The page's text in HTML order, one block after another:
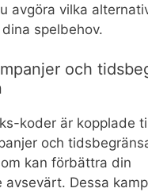
avgöra vilka
spelbehov.
och
koder är kopplade
och
kan förbättra din
avsevärt. Dessa